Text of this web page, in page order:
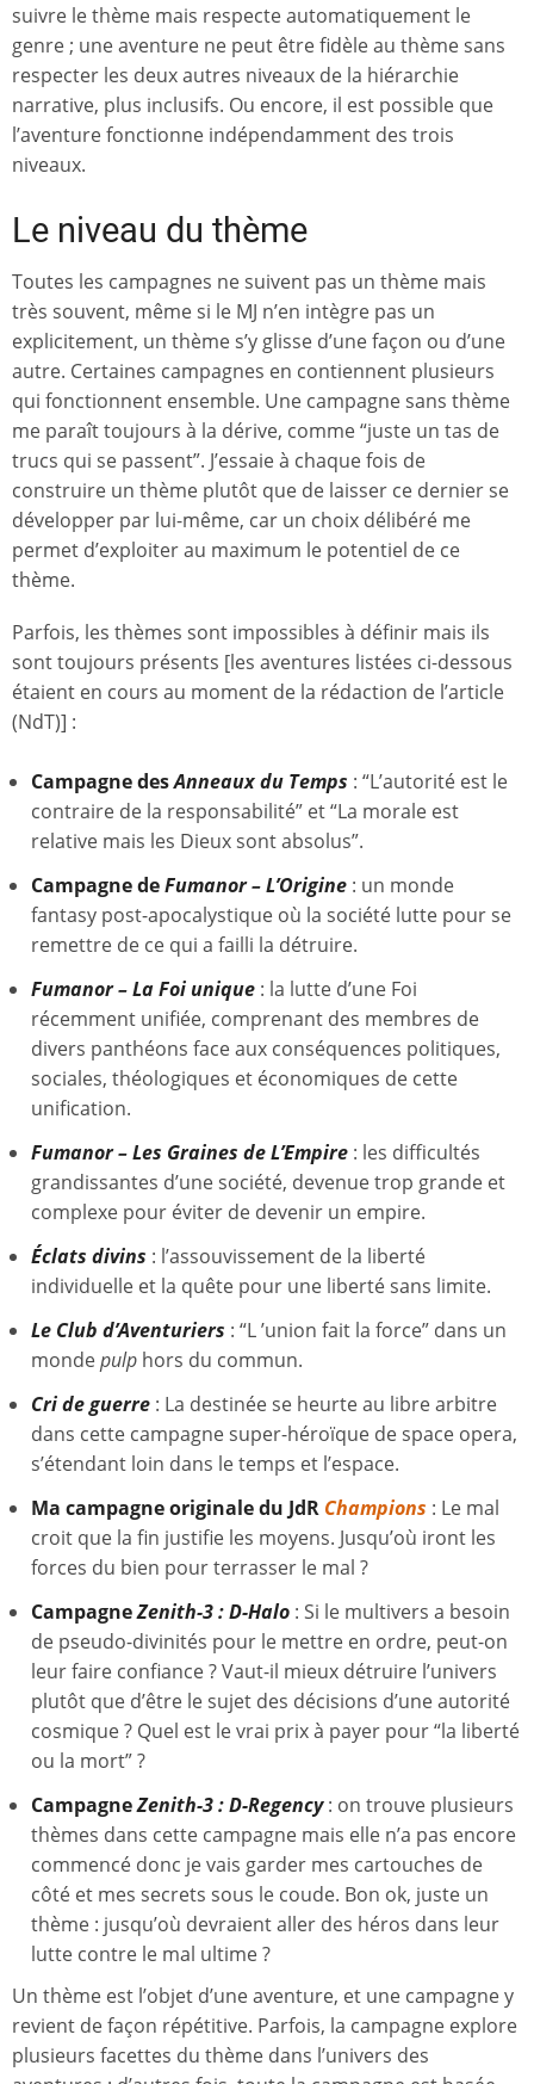
suivre le thème mais respecte automatiquement le
genre ; une aventure ne peut être fidèle au thème sans
respecter les deux autres niveaux de la hiérarchie
narrative, plus inclusifs. Ou encore, il est possible que
l’aventure fonctionne indépendamment des trois
niveaux.
Le niveau du thème
Toutes les campagnes ne suivent pas un thème mais
très souvent, même si le MJ n’en intègre pas un
explicitement, un thème s’y glisse d’une façon ou d’une
autre. Certaines campagnes en contiennent plusieurs
qui fonctionnent ensemble. Une campagne sans thème
me paraît toujours à la dérive, comme “juste un tas de
trucs qui se passent”. J’essaie à chaque fois de
construire un thème plutôt que de laisser ce dernier se
développer par lui-même, car un choix délibéré me
permet d’exploiter au maximum le potentiel de ce
thème.
Parfois, les thèmes sont impossibles à définir mais ils
sont toujours présents [les aventures listées ci-dessous
étaient en cours au moment de la rédaction de l’article
(NdT)] :
Campagne desAnneaux du Temps : “L’autorité est le
contraire de la responsabilité” et “La morale est
relative mais les Dieux sont absolus”.
Campagne deFumanor – L’Origine : un monde
fantasy post-apocalystique où la société lutte pour se
remettre de ce qui a failli la détruire.
Fumanor – La Foi unique : la lutte d’une Foi
récemment unifiée, comprenant des membres de
divers panthéons face aux conséquences politiques,
sociales, théologiques et économiques de cette
unification.
Fumanor – Les Graines de L’Empire : les difficultés
grandissantes d’une société, devenue trop grande et
complexe pour éviter de devenir un empire.
Éclats divins : l’assouvissement de la liberté
individuelle et la quête pour une liberté sans limite.
Le Club d’Aventuriers : “L ’union fait la force” dans un
mondepulp hors du commun.
Cri de guerre : La destinée se heurte au libre arbitre
dans cette campagne super-héroïque de space opera,
s’étendant loin dans le temps et l’espace.
Ma campagne originale du JdR Champions : Le mal
croit que la fin justifie les moyens. Jusqu’où iront les
forces du bien pour terrasser le mal ?
CampagneZenith-3 : D-Halo : Si le multivers a besoin
de pseudo-divinités pour le mettre en ordre, peut-on
leur faire confiance ? Vaut-il mieux détruire l’univers
plutôt que d’être le sujet des décisions d’une autorité
cosmique ? Quel est le vrai prix à payer pour “la liberté
ou la mort” ?
CampagneZenith-3 : D-Regency: on trouve plusieurs
thèmes dans cette campagne mais elle n’a pas encore
commencé donc je vais garder mes cartouches de
côté et mes secrets sous le coude. Bon ok, juste un
thème : jusqu’où devraient aller des héros dans leur
lutte contre le mal ultime ?
Un thème est l’objet d’une aventure, et une campagne y
revient de façon répétitive. Parfois, la campagne explore
plusieurs facettes du thème dans l’univers des